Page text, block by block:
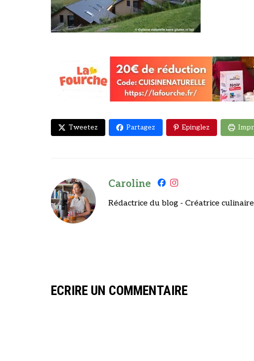
Tweetez Partagez Epinglez
Caroline
Rédactrice du blog - Créatrice
ECRIRE UN COMMENTAIRE